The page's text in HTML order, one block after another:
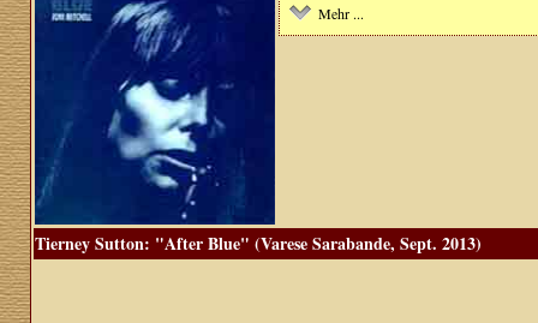
Mehr ...
Tierney Sutton: "After Blue" (Varese Sarabande, Sept. 2013)